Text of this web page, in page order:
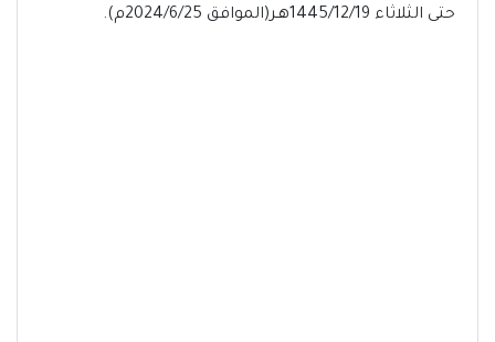
حتى الثلاثاء 1445/12/19هـر(الموافق 2024/6/25م).